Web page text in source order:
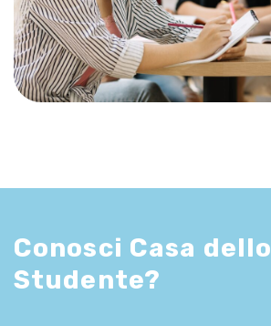
Conosci Casa dello
Studente?